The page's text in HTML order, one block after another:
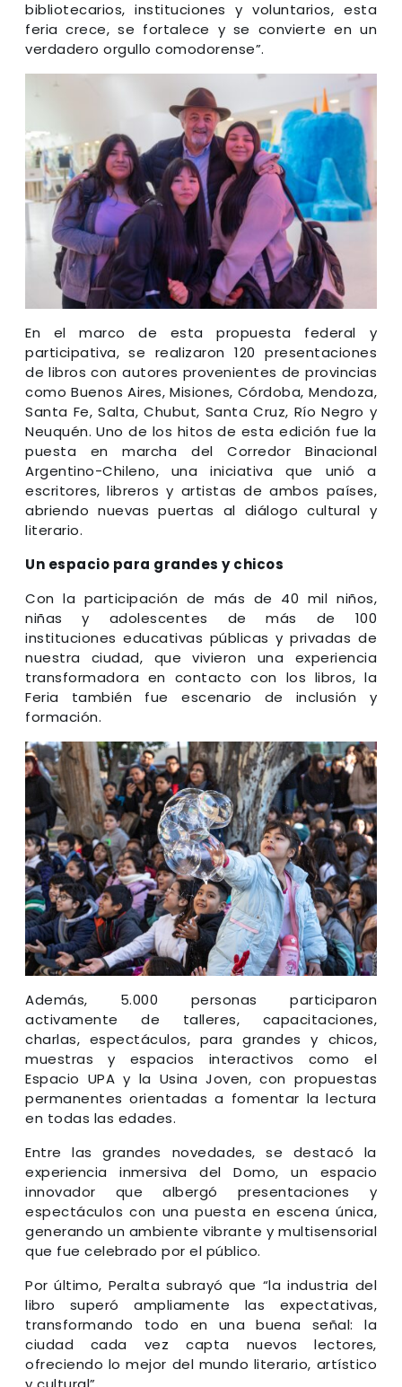
bibliotecarios, instituciones y voluntarios, esta
feria crece, se fortalece y se convierte en un
verdadero orgullo comodorense”.
En el marco de esta propuesta federal y
participativa, se realizaron 120 presentaciones
de libros con autores provenientes de provincias
como Buenos Aires, Misiones, Córdoba, Mendoza,
Santa Fe, Salta, Chubut, Santa Cruz, Río Negro y
Neuquén. Uno de los hitos de esta edición fue la
puesta en marcha del Corredor Binacional
Argentino-Chileno, una iniciativa que unió a
escritores, libreros y artistas de ambos países,
abriendo nuevas puertas al diálogo cultural y
literario.
Un espacio para grandes y chicos
Con la participación de más de 40 mil niños,
niñas y adolescentes de más de 100
instituciones educativas públicas y privadas de
nuestra ciudad, que vivieron una experiencia
transformadora en contacto con los libros, la
Feria también fue escenario de inclusión y
formación.
Además, 5.000 personas participaron
activamente de talleres, capacitaciones,
charlas, espectáculos, para grandes y chicos,
muestras y espacios interactivos como el
Espacio UPA y la Usina Joven, con propuestas
permanentes orientadas a fomentar la lectura
en todas las edades.
Entre las grandes novedades, se destacó la
experiencia inmersiva del Domo, un espacio
innovador que albergó presentaciones y
espectáculos con una puesta en escena única,
generando un ambiente vibrante y multisensorial
que fue celebrado por el público.
Por último, Peralta subrayó que “la industria del
libro superó ampliamente las expectativas,
transformando todo en una buena señal: la
ciudad cada vez capta nuevos lectores,
ofreciendo lo mejor del mundo literario, artístico